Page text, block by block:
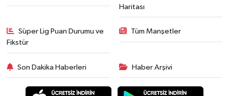
Haritası
Süper Lig Puan Durumu ve
Fikstür
Tüm Manşetler
Son Dakika Haberleri Haber Arşivi